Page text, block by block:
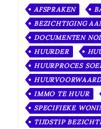
AFSPRAKEN
BEZICHTIGING
DOCUMENTEN
HUURDER
HUURPROCES
IMMO TE HUUR
SPECIFIEKE
TIJDSTIP